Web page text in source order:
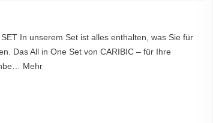
In unserem Set ist alles enthalten, was Sie für
Das All in One Set von CARIBIC – für Ihre
Mehr